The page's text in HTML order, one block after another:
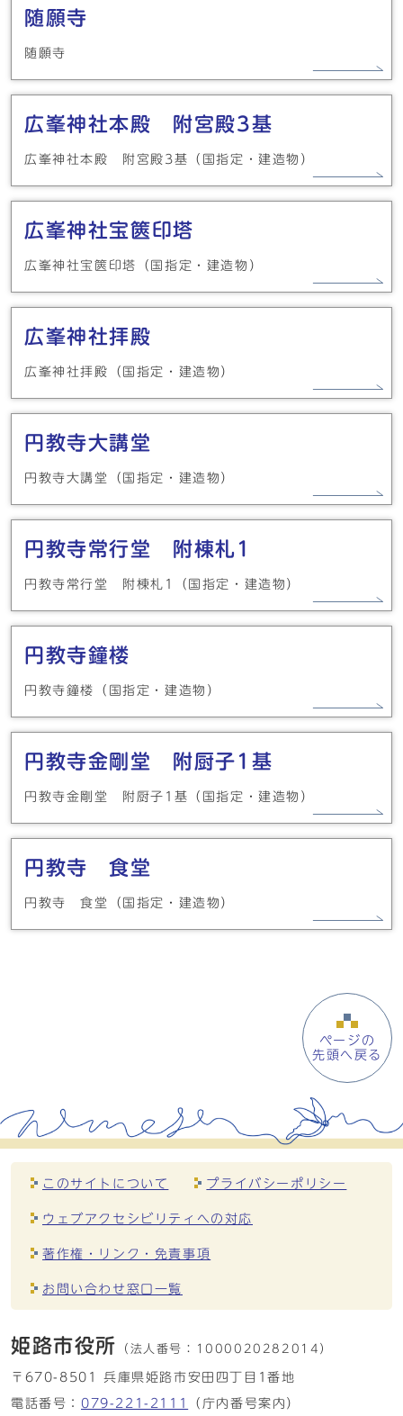
随願寺
随願寺
広峯神社本殿 附宮殿3基
広峯神社本殿 附宮殿3基（国指定・建造物）
広峯神社宝篋印塔
広峯神社宝篋印塔（国指定・建造物）
広峯神社拝殿
広峯神社拝殿（国指定・建造物）
円教寺大講堂
円教寺大講堂（国指定・建造物）
円教寺常行堂 附棟札1
円教寺常行堂 附棟札1（国指定・建造物）
円教寺鐘楼
円教寺鐘楼（国指定・建造物）
円教寺金剛堂 附厨子1基
円教寺金剛堂 附厨子1基（国指定・建造物）
円教寺 食堂
円教寺 食堂（国指定・建造物）
ページの
先頭へ戻る
このサイトについて プライバシーポリシー
ウェブアクセシビリティへの対応
著作権・リンク・免責事項
お問い合わせ窓口一覧
姫路市役所 （法人番号： 1000020282014）
〒670-8501 兵庫県姫路市安田四丁目1番地
電話番号： 079-221-2111 （庁内番号案内）